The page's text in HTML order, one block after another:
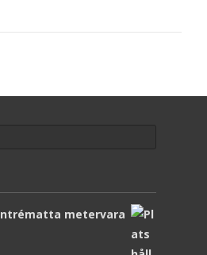
metervara